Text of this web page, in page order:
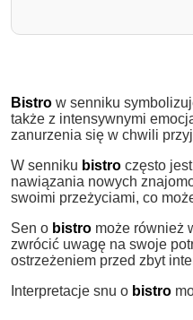
Bistro w senniku
także z intensywnymi
zanurzenia się w chwili
W senniku bistro często
nawiązania nowych
swoimi przeżyciami, co
Sen o bistro może również
zwrócić uwagę na swoje
ostrzeżeniem przed zbyt
Interpretacje snu o bistro